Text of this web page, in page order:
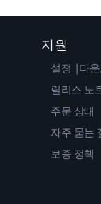
지원
설정 |다
릴리스 노
주문 상태
자주 묻는
보증 정책